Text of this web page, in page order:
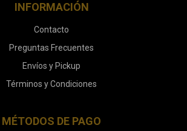
INFORMACIÓN
Contacto
Preguntas Frecuentes
Envíos y Pickup
Términos y Condiciones
MÉTODOS DE PAGO